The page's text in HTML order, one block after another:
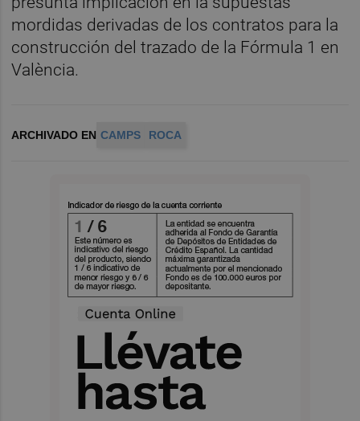
mordidas derivadas de los contratos para la
construcción del trazado de la Fórmula 1 en
València.
ARCHIVADO EN CAMPS ROCA